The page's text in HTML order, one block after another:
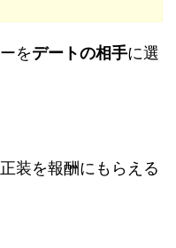
をデートの相手に選
装を報酬にもらえる